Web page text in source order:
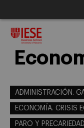
ADMINISTRACIÓN.
ECONOMÍA. CRISIS
PARO Y